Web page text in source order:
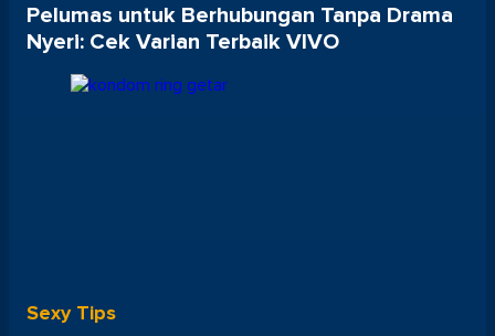
Pelumas untuk Berhubungan Tanpa Drama
Nyeri: Cek Varian Terbaik VIVO
Sexy Tips